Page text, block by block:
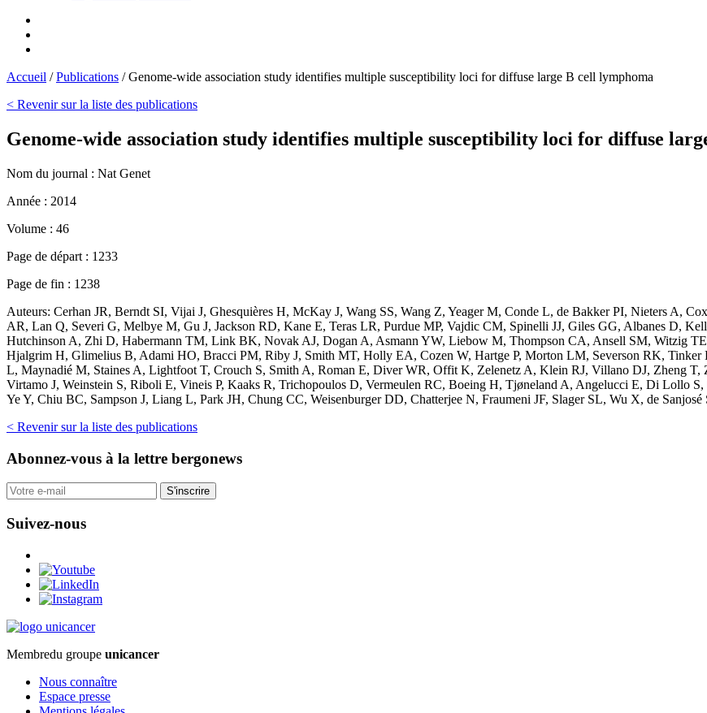
Accueil /Publications /Genome-wide association study identifies multiple susceptibility loci for diffuse large B cell lymphoma
< Revenir sur la liste des publications
Genome-wide association study identifies multiple susceptibility loci for diffuse
Nom du journal : Nat Genet
Année : 2014
Volume : 46
Page de départ : 1233
Page de fin : 1238
Auteurs: Cerhan JR, Berndt SI, Vijai J, Ghesquières H, McKay J, Wang SS, Wang Z, Yeager M, Conde L, de Bakker PI, Nieters A,
AR, Lan Q, Severi G, Melbye M, Gu J, Jackson RD, Kane E, Teras LR, Purdue MP, Vajdic CM, Spinelli JJ, Giles GG, Albanes D,
Hutchinson A, Zhi D, Habermann TM, Link BK, Novak AJ, Dogan A, Asmann YW, Liebow M, Thompson CA, Ansell SM, Witzig
Hjalgrim H, Glimelius B, Adami HO, Bracci PM, Riby J, Smith MT, Holly EA, Cozen W, Hartge P, Morton LM, Severson RK, Tinker
L, Maynadié M, Staines A, Lightfoot T, Crouch S, Smith A, Roman E, Diver WR, Offit K, Zelenetz A, Klein RJ, Villano DJ, Zheng
Virtamo J, Weinstein S, Riboli E, Vineis P, Kaaks R, Trichopoulos D, Vermeulen RC, Boeing H, Tjøneland A, Angelucci E, Di Lollo
Ye Y, Chiu BC, Sampson J, Liang L, Park JH, Chung CC, Weisenburger DD, Chatterjee N, Fraumeni JF, Slager SL, Wu X, de
< Revenir sur la liste des publications
Abonnez-vous à la lettre bergonews
S'inscrire
Suivez-nous
Membredu groupe unicancer
Nous connaître
Espace presse